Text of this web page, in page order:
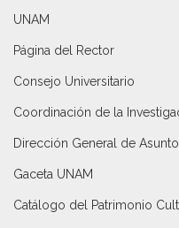
UNAM
Página del Rector
Consejo Universitario
Coordinación de la
Dirección General de
Gaceta UNAM
Catálogo del Patrimonio